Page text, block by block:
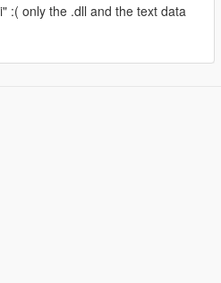
:( only the .dll and the text data